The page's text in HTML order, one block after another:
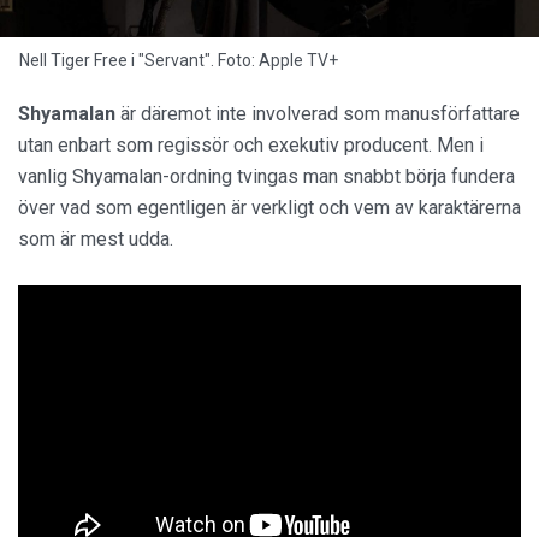
Nell Tiger Free i "Servant". Foto: Apple TV+
Shyamalan är däremot inte involverad som manusförfattare
utan enbart som regissör och exekutiv producent. Men i
vanlig Shyamalan-ordning tvingas man snabbt börja fundera
över vad som egentligen är verkligt och vem av karaktärerna
som är mest udda.